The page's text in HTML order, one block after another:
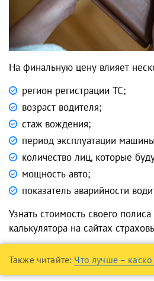
На финальную цену влияет
регион регистрации ТС;
возраст водителя;
стаж вождения;
период эксплуатации
количество лиц, которые
мощность авто;
показатель аварийности
Узнать стоимость своего
калькулятора на сайтах
Также читайте: Что лучше –